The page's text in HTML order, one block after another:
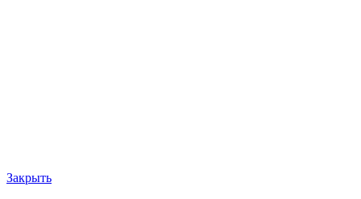
Закрыть